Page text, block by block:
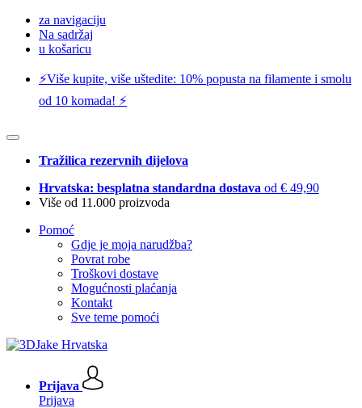
za navigaciju
Na sadržaj
u košaricu
⚡️Više kupite, više uštedite: 10% popusta na filamente i smolu
od 10 komada! ⚡️
Tražilica rezervnih dijelova
Hrvatska: besplatna standardna dostava od € 49,90
Više od 11.000 proizvoda
Pomoć
Gdje je moja narudžba?
Povrat robe
Troškovi dostave
Mogućnosti plaćanja
Kontakt
Sve teme pomoći
Prijava
Prijava